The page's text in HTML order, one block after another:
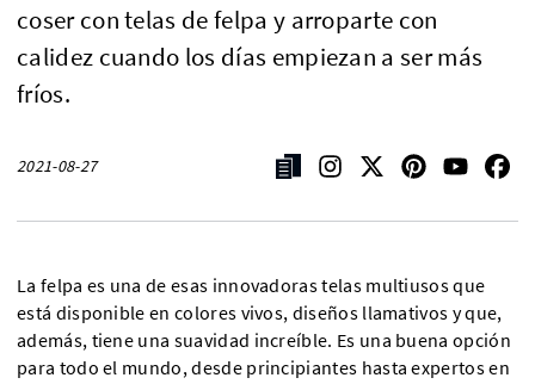
coser con telas de felpa y arroparte con
calidez cuando los días empiezan a ser más
fríos.
2021-08-27
La felpa es una de esas innovadoras telas multiusos que
está disponible en colores vivos, diseños llamativos y que,
además, tiene una suavidad increíble. Es una buena opción
para todo el mundo, desde principiantes hasta expertos en